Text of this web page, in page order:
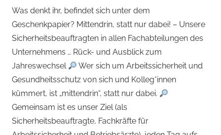
Dezember
2024
med.
Stefan
Wagner,
MHBA
(Administrator)
Was denkt ihr, befindet sich unter dem
Geschenkpapier? Mittendrin, statt nur dabei! – Unsere
Sicherheitsbeauftragten in allen Fachabteilungen des
Unternehmens … Rück- und Ausblick zum
Jahreswechsel
Wer sich um Arbeitssicherheit und
Gesundheitsschutz von sich und Kolleg*innen
kümmert, ist „mittendrin“, statt nur dabei.
Gemeinsam ist es unser Ziel (als
Sicherheitsbeauftragte, Fachkräfte für